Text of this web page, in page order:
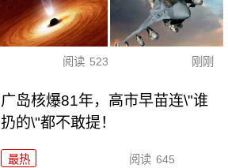
阅读 523 刚刚
广岛核爆81年，高市早苗连\"谁
扔的\"都不敢提！
最热 阅读 645